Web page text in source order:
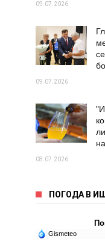
09.07.2026
09.07.2026
08.07.2026
ПОГОДА В
Gismeteo